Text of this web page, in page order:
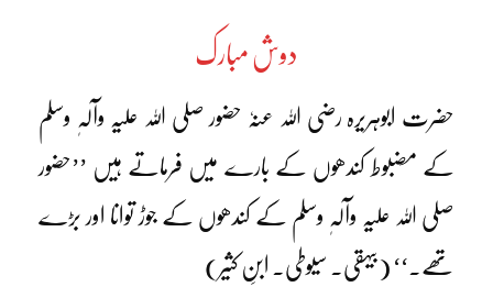
دوش مبارک
حضرت ابوہریرہ رضی اللہ عنہٗ حضور صلی اللہ علیہ وآلہٖ وسلم
کے مضبوط کندھوں کے بارے میں فرماتے ہیں ’’حضور
صلی اللہ علیہ وآلہٖ وسلم کے کندھوں کے جوڑ توانا اور بڑے
تھے۔‘‘ (بیہقی۔ سیوطی۔ ابنِ کثیر)